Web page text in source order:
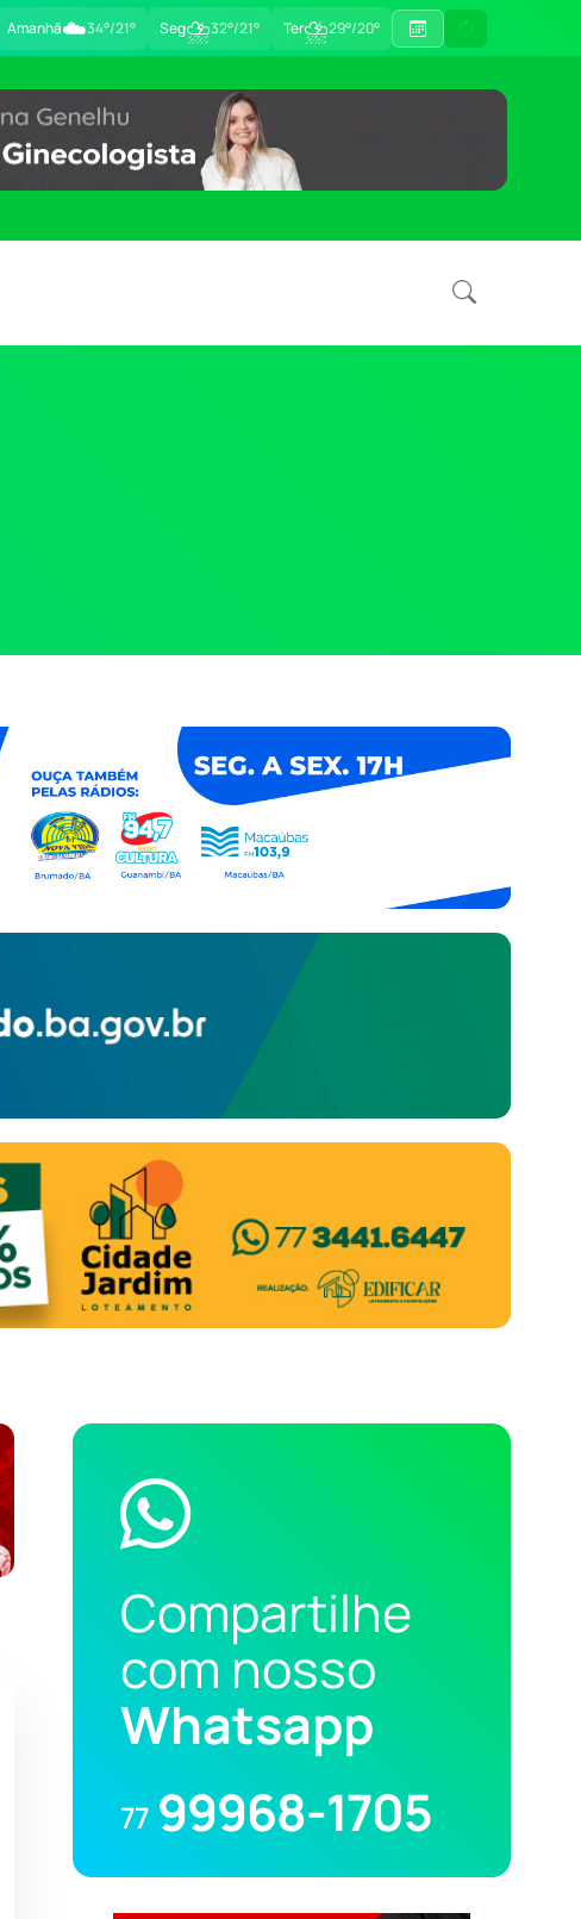
Amanhã☁️34°/21° Seg⛈32°/21° Ter⛈29°/20°
Compartilhe
com nosso
Whatsapp
77 99968-1705